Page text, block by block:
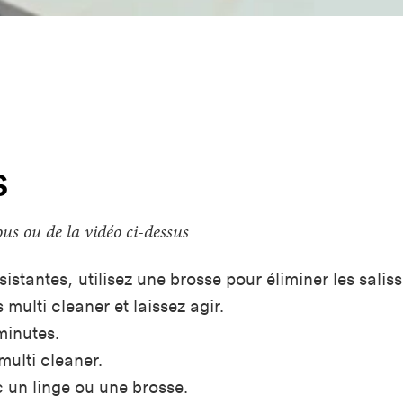
ou de la vidéo ci-dessus
utilisez une brosse pour éliminer les
multi cleaner et laissez agir.
cleaner.
linge ou une brosse.